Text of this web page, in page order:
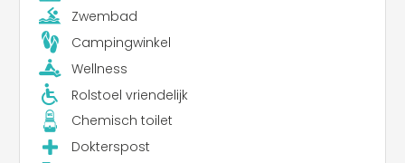
Zwembad
Campingwinkel
Wellness
Rolstoel vriendelijk
Chemisch toilet
Dokterspost